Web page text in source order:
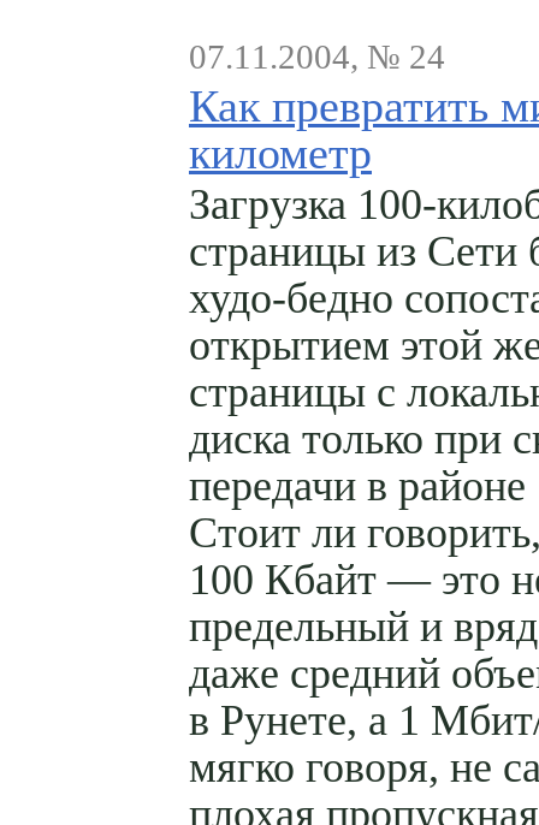
07.11.2004, № 24
Как превратить
километр
Загрузка 100-
страницы из Сети
худо-бедно
открытием этой
страницы с
диска только при
передачи в
Стоит ли
100 Кбайт — это
предельный и
даже средний
в Рунете, а 1
мягко говоря, не
плохая пропускная